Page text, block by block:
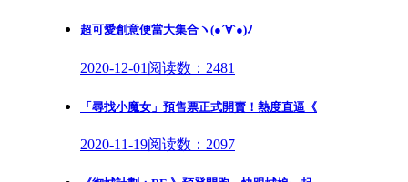
超可愛創意便當大集合ヽ(●´∀`●)ﾉ
2020-12-01 阅读数：2481
「尋找小魔女」預售票正式開賣！熱度直逼《
2020-11-19阅读数：2097